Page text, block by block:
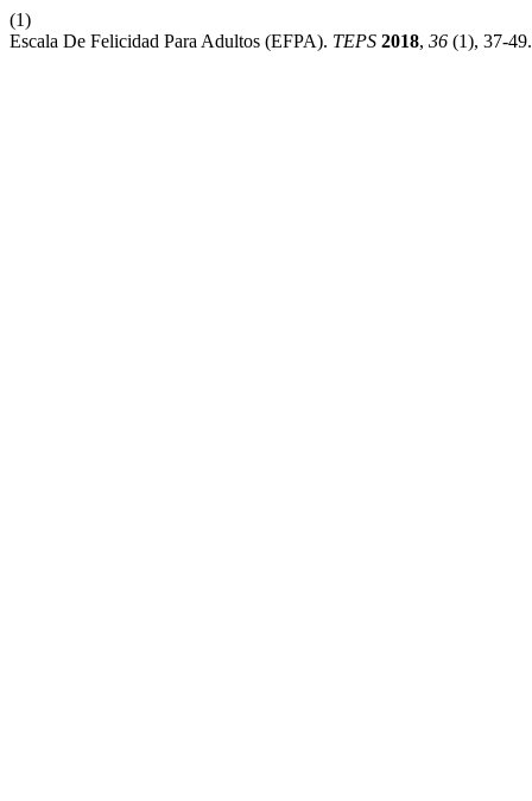
(1)
Escala De Felicidad Para Adultos (EFPA). TEPS 2018, 36 (1), 37-49.